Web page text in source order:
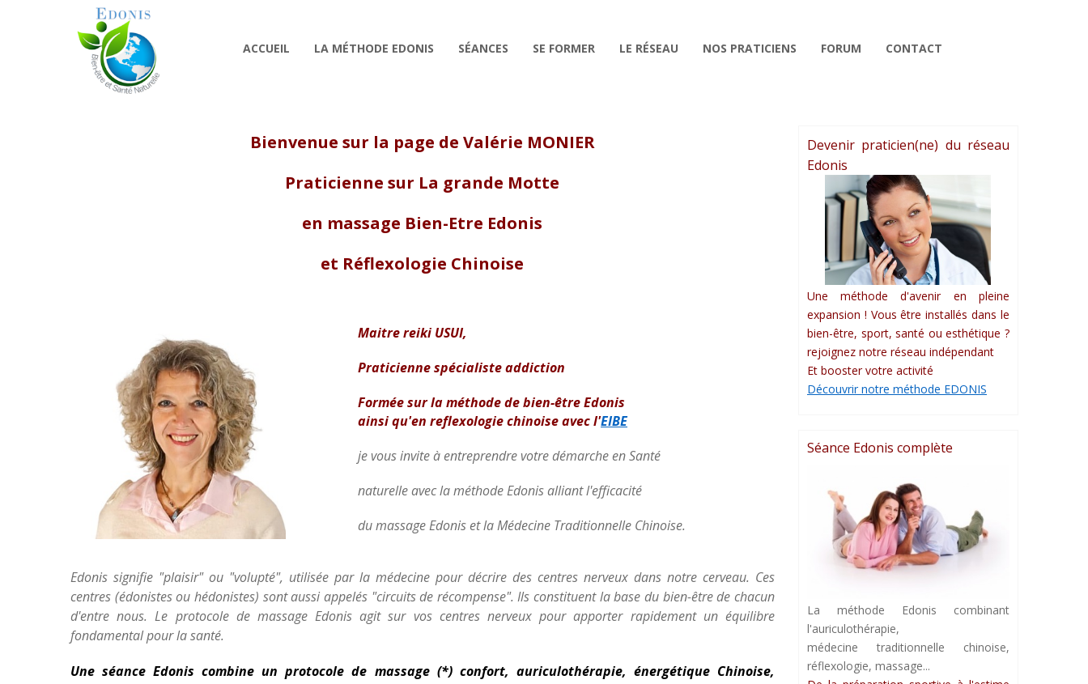
ACCUEIL LA MÉTHODE EDONIS SÉANCES SE FORMER LE RÉSEAU NOS PRATICIENS FORUM CONTACT
Bienvenue sur la page de Valérie MONIER
Praticienne sur La grande Motte
en massage Bien-Etre Edonis
et Réflexologie Chinoise
Maitre reiki USUI,
Praticienne spécialiste addiction
Formée sur la méthode de bien-être Edonis
ainsi qu'en reflexologie chinoise avec l'EIBE
je vous invite à entreprendre votre démarche en Santé
naturelle avec la méthode Edonis alliant l'efficacité
du massage Edonis et la Médecine Traditionnelle Chinoise.
Edonis signifie "plaisir" ou "volupté", utilisée par la médecine pour décrire des centres nerveux dans notre cerveau. Ces
centres (édonistes ou hédonistes) sont aussi appelés "circuits de récompense". Ils constituent la base du bien-être de chacun
d'entre nous. Le protocole de massage Edonis agit sur vos centres nerveux pour apporter rapidement un équilibre
fondamental pour la santé.
Une séance Edonis combine un protocole de massage (*) confort, auriculothérapie, énergétique Chinoise,
Devenir praticien(ne) du réseau
Edonis
Une méthode d'avenir en pleine
expansion ! Vous être installés dans le
bien-être, sport, santé ou esthétique ?
rejoignez notre réseau indépendant
Et booster votre activité
Découvrir notre méthode EDONIS
Séance Edonis complète
La méthode Edonis combinant
l'auriculothérapie,
médecine traditionnelle chinoise,
réflexologie, massage...